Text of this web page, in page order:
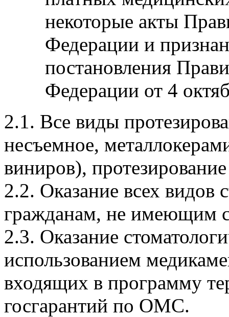
некоторые акты
Федерации и
постановления
Федерации от 4
2.1. Все виды
несъемное,
виниров),
2.2. Оказание всех видов
гражданам, не имеющим
2.3. Оказание
использованием
входящих в программу
госгарантий по ОМС.